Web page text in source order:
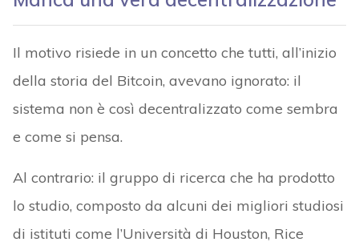
Il motivo risiede in un concetto che tutti, all’inizio
della storia del Bitcoin, avevano ignorato: il
sistema non è così decentralizzato come sembra
e come si pensa.
Al contrario: il gruppo di ricerca che ha prodotto
lo studio, composto da alcuni dei migliori studiosi
di istituti come l’Università di Houston, Rice